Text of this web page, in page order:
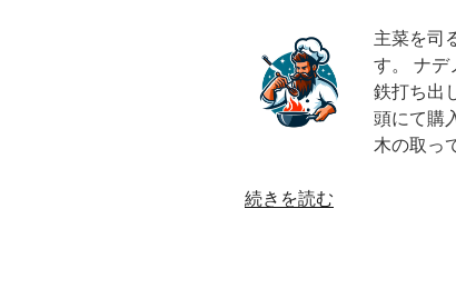
主菜を司
す。 ナデ
鉄打ち出
頭にて購
木の取っ
“道
続きを読む